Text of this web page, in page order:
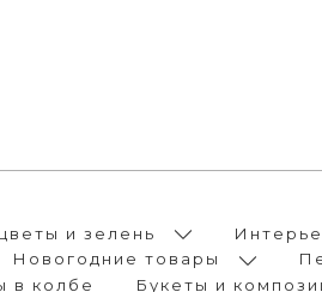
и зелень
Новогодние товары
в колбе
Букеты и